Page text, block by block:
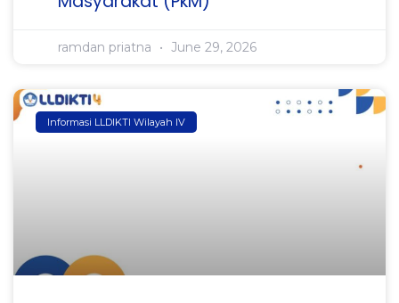
ramdan priatna June 29, 2026
Informasi LLDIKTI Wilayah IV